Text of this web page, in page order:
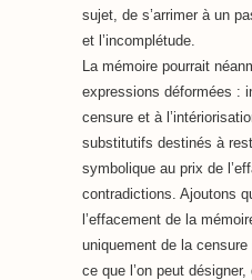
sujet, de s’arrimer à un
et l’incomplétude.
La mémoire pourrait
expressions déformées :
censure et à
substitutifs destinés à
symbolique au prix de
contradictions. Ajoutons
l’effacement de la
uniquement de la
ce que l’on peut désigner,